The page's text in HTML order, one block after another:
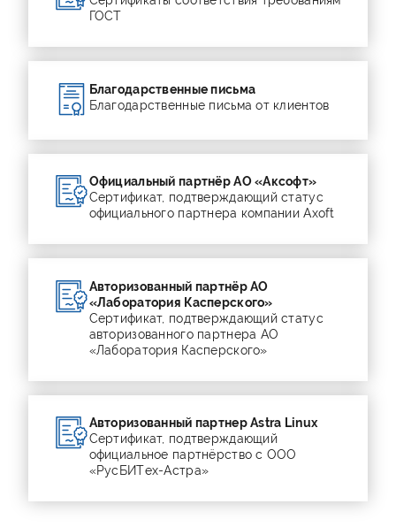
ГОСТ
Благодарственные письма
Благодарственные письма от клиентов
Официальный партнёр АО «Аксофт»
Сертификат, подтверждающий статус
официального партнера компании Axoft
Авторизованный партнёр АО
«Лаборатория Касперского»
Сертификат, подтверждающий статус
авторизованного партнера АО
«Лаборатория Касперского»
Авторизованный партнер Astra Linux
Сертификат, подтверждающий
официальное партнёрство с ООО
«РусБИТex-Астра»